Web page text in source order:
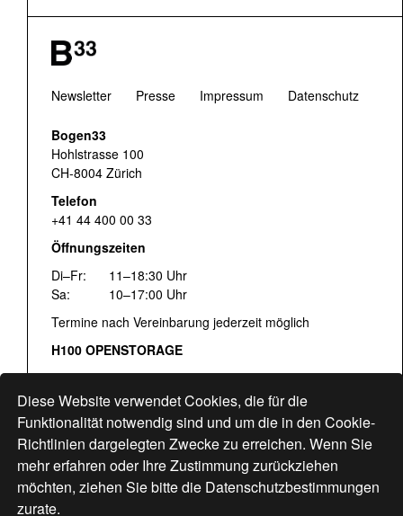
Diese Website verwendet Cookies, die für die
Funktionalität notwendig sind und um die in den Cookie-
Richtlinien dargelegten Zwecke zu erreichen. Wenn Sie
mehr erfahren oder Ihre Zustimmung zurückziehen
möchten, ziehen Sie bitte die Datenschutzbestimmungen
zurate.
Newsletter Presse Impressum Datenschutz
Bogen33
Hohlstrasse 100
CH-8004 Zürich
Telefon
+41 44 400 00 33
Öffnungszeiten
Di–Fr:
11–18:30 Uhr
Sa:
10–17:00 Uhr
Termine nach Vereinbarung jederzeit möglich
H100 OPENSTORAGE
Fr:
16:00–18:30 Uhr
Sa: 12:00–17:00 Uhr
Hohlstrasse 122
www.bogen33.ch